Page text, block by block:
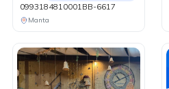
0993184810001BB-6617
Manta